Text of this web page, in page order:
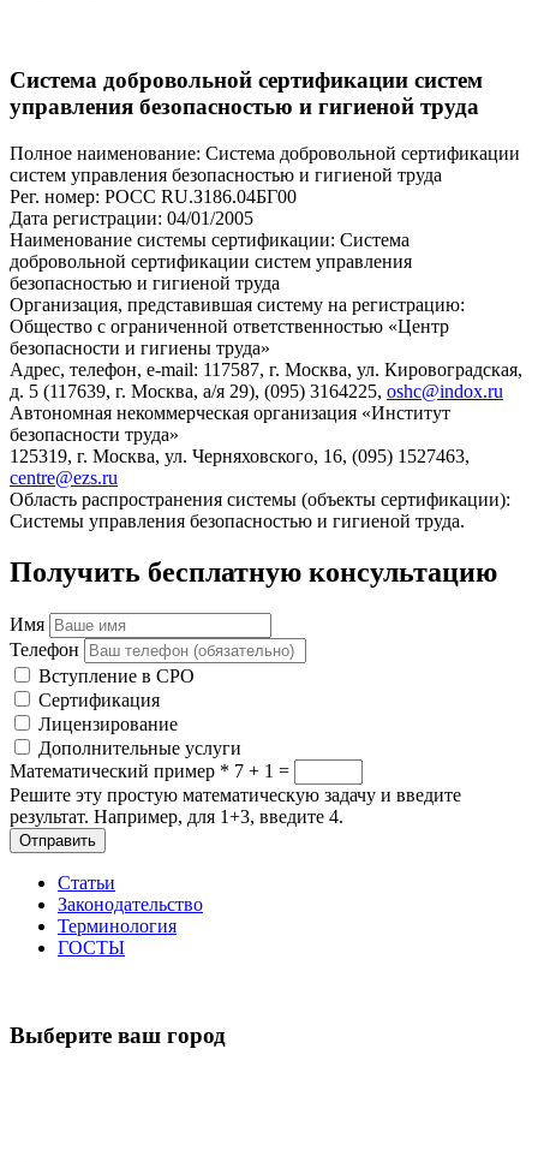
Система добровольной сертификации систем
управления безопасностью и гигиеной труда
Полное наименование: Система добровольной сертификации
систем управления безопасностью и гигиеной труда
Рег. номер: РОСС RU.З186.04БГ00
Дата регистрации: 04/01/2005
Наименование системы сертификации: Система
добровольной сертификации систем управления
безопасностью и гигиеной труда
Организация, представившая систему на регистрацию:
Общество с ограниченной ответственностью «Центр
безопасности и гигиены труда»
Адрес, телефон, e-mail: 117587, г. Москва, ул. Кировоградская,
д. 5 (117639, г. Москва, а/я 29), (095) 3164225, oshc@indox.ru
Автономная некоммерческая организация «Институт
безопасности труда»
125319, г. Москва, ул. Черняховского, 16, (095) 1527463,
centre@ezs.ru
Область распространения системы (объекты сертификации):
Системы управления безопасностью и гигиеной труда.
Получить бесплатную консультацию
Имя
Телефон
Вступление в СРО
Сертификация
Лицензирование
Дополнительные услуги
Математический пример * 7 + 1 =
Решите эту простую математическую задачу и введите
результат. Например, для 1+3, введите 4.
Отправить
Статьи
Законодательство
Терминология
ГОСТЫ
Выберите ваш город